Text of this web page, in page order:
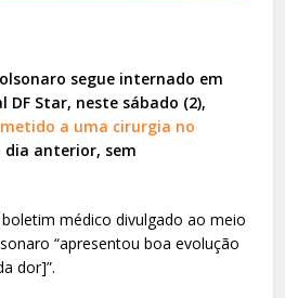
segue internado em
Star, neste sábado (2),
a uma cirurgia no
dia anterior, sem
médico divulgado ao meio
“apresentou boa evolução
dor]”.